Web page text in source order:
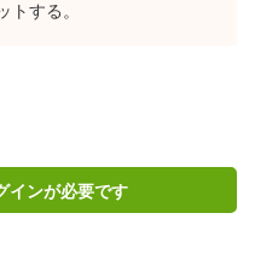
トする。
インが必要です